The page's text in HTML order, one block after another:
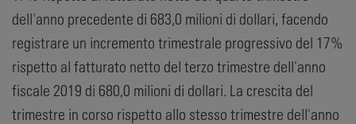
dell'anno precedente di 683,0 milioni di dollari, facendo
registrare un incremento trimestrale progressivo del 17%
rispetto al fatturato netto del terzo trimestre dell'anno
fiscale 2019 di 680,0 milioni di dollari. La crescita del
trimestre in corso rispetto allo stesso trimestre dell'anno